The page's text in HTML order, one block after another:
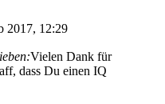
2017, 12:29
Vielen Dank für
dass Du einen IQ